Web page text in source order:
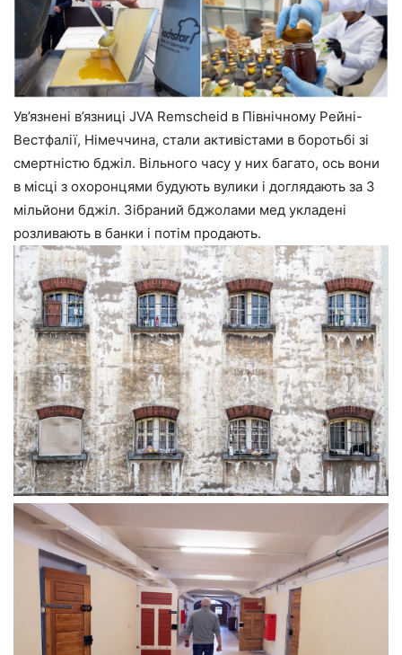
Ув’язнені в’язниці JVA Remscheid в Північному Рейні-
Вестфалії, Німеччина, стали активістами в боротьбі зі
смертністю бджіл. Вільного часу у них багато, ось вони
в місці з охоронцями будують вулики і доглядають за 3
мільйони бджіл. Зібраний бджолами мед укладені
розливають в банки і потім продають.